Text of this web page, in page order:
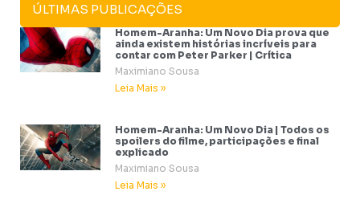
ÚLTIMAS PUBLICAÇÕES
Homem-Aranha: Um Novo Dia prova que
ainda existem histórias incríveis para
contar com Peter Parker | Crítica
Maximiano Sousa
Leia Mais »
Homem-Aranha: Um Novo Dia | Todos os
spoilers do filme, participações e final
explicado
Maximiano Sousa
Leia Mais »